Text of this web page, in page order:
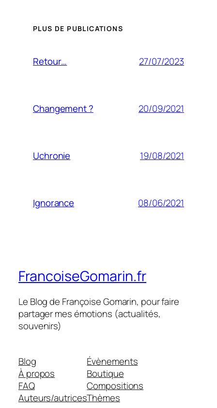
PLUS DE PUBLICATIONS
Retour… 27/07/2023
Changement ? 20/09/2021
Uchronie 19/08/2021
Ignorance 08/06/2021
FrancoiseGomarin.fr
Le Blog de Françoise Gomarin, pour faire
partager mes émotions (actualités,
souvenirs)
Blog
À propos
FAQ
Auteurs/autrices
Évènements
Boutique
Compositions
Thèmes